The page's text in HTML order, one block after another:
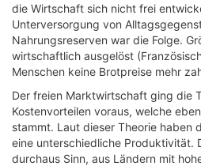
die Wirtschaft sich nicht frei
Unterversorgung von
Nahrungsreserven war die Folge.
wirtschaftlich ausgelöst
Menschen keine Brotpreise mehr
Der freien Marktwirtschaft ging die
Kostenvorteilen voraus, welche
stammt. Laut dieser Theorie haben
eine unterschiedliche Produktivität.
durchaus Sinn, aus Ländern mit